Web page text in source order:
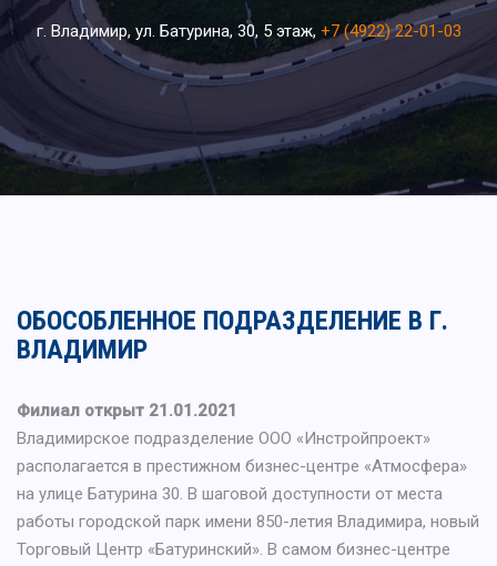
г. Владимир, ул. Батурина, 30, 5 этаж, +7 (4922) 22-01-03
ОБОСОБЛЕННОЕ ПОДРАЗДЕЛЕНИЕ В Г.
ВЛАДИМИР
Филиал открыт 21.01.2021
Владимирское подразделение ООО «Инстройпроект»
располагается в престижном бизнес-центре «Атмосфера»
на улице Батурина 30. В шаговой доступности от места
работы городской парк имени 850-летия Владимира, новый
Торговый Центр «Батуринский». В самом бизнес-центре